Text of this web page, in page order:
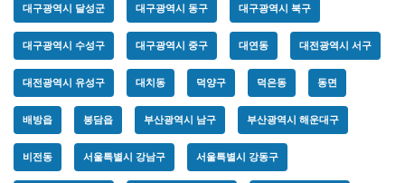
대구광역시 달성군 대구광역시 동구 대구광역시 북구
대구광역시 수성구 대구광역시 중구 대연동 대전광역시 서구
대전광역시 유성구 대치동 덕양구 덕은동 동면
배방읍 봉담읍 부산광역시 남구 부산광역시 해운대구
비전동 서울특별시 강남구 서울특별시 강동구